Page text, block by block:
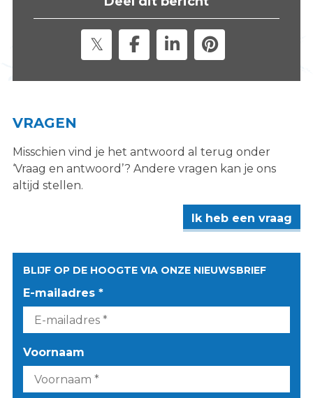
"
VRAGEN
Misschien vind je het antwoord al terug onder
‘Vraag en antwoord’? Andere vragen kan je ons
altijd stellen.
Ik heb een vraag
BLIJF OP DE HOOGTE VIA ONZE NIEUWSBRIEF
E-mailadres *
Voornaam